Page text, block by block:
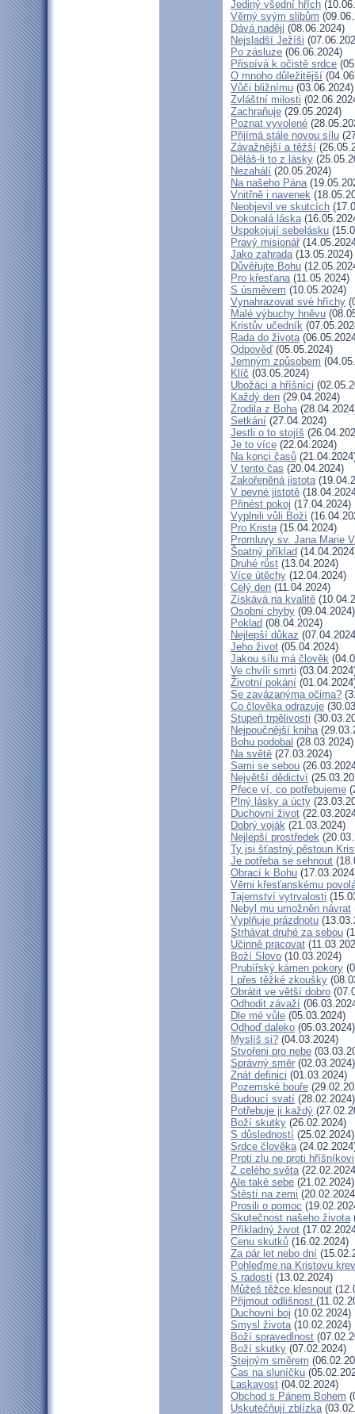
Jediný všední hřích
Věrný svým slibům
Dává naději (08.06.2024)
Nejsladší Ježíši
Po zásluze (06.06.2024)
Přispívá k očistě srdce
O mnoho důležitější
Vůči bližnímu (03.06.2024)
Zvláštní milosti
Zachraňuje (29.05.2024)
Poznat vyvolené
Přijímá stále novou sílu
Závažnější a těžší
Děláš-li to z lásky
Nezahálí (20.05.2024)
Na našeho Pána
Vnitřně i navenek
Neobjevil ve skutcích
Dokonalá láska
Uspokojují sebelásku
Pravý misionář
Jako zahrada(13.05.2024)
Důvěřujte Bohu
Pro křesťana(11.05.2024)
S úsměvem (10.05.2024)
Vynahrazovat své hříchy
Malé výbuchy hněvu
Kristův učedník
Rada do života
Odpověď (05.05.2024)
Jemným způsobem
Klíč (03.05.2024)
Ubožáci a hříšníci
Každý den (29.04.2024)
Zrodila z Boha
Setkání (27.04.2024)
Jestli o to stojíš
Je to více (22.04.2024)
Na konci časů
V tento čas (20.04.2024)
Zakořeněná jistota
V pevné jistotě
Přinést pokoj (17.04.2024)
Vyplnili vůli Boží
Pro Krista(15.04.2024)
Promluvy sv. Jana Marie
Špatný příklad
Druhé růst (13.04.2024)
Více útěchy (12.04.2024)
Celý den (11.04.2024)
Získává na kvalitě
Osobní chyby (09.04.2024)
Poklad (08.04.2024)
Nejlepší důkaz
Jeho život (05.04.2024)
Jakou sílu má člověk
Ve chvíli smrti
Životní pokání
Se zavázanýma očima?
Co člověka odrazuje
Stupeň trpělivosti
Nejpoučnější kniha
Bohu podobal (28.03.2024)
Na světě (27.03.2024)
Sami se sebou
Největší dědictví
Přece ví, co potřebujeme
Plný lásky a úcty
Duchovní život
Dobrý voják (21.03.2024)
Nejlepší prostředek
Ty jsi šťastný pěstoun
Je potřeba se sehnout
Obrací k Bohu
Věrni křesťanskému
Tajemství vytrvalosti
Nebyl mu umožněn návrat
Vyplňuje prázdnotu
Strhávat druhé za sebou
Účinně pracovat
Boží Slovo (10.03.2024)
Prubířský kámen pokory
I přes těžké zkoušky
Obrátit ve větší dobro
Odhodit závaží
Dle mé vůle (05.03.2024)
Odhoď daleko (05.03.2024)
Myslíš si? (04.03.2024)
Stvořeni pro nebe
Správný směr (02.03.2024)
Znát definici (01.03.2024)
Pozemské bouře
Budoucí svatí (28.02.2024)
Potřebuje ji každý
Boží skutky (26.02.2024)
S důsledností (25.02.2024)
Srdce člověka
Proti zlu ne proti hříšníkovi
Z celého světa
Ale také sebe (21.02.2024)
Štěstí na zemi
Prosili o pomoc
Skutečnost našeho života
Příkladný život
Cenu skutků (16.02.2024)
Za pár let nebo dní
Pohleďme na Kristovu krev
S radostí (13.02.2024)
Můžeš těžce klesnout
Přijmout odlišnost
Duchovní boj (10.02.2024)
Smysl života(10.02.2024)
Boží spravedlnost
Boží skutky (07.02.2024)
Stejným směrem
Čas na sluníčku
Laskavost (04.02.2024)
Obchod s Pánem Bohem
Uskutečňují zblízka